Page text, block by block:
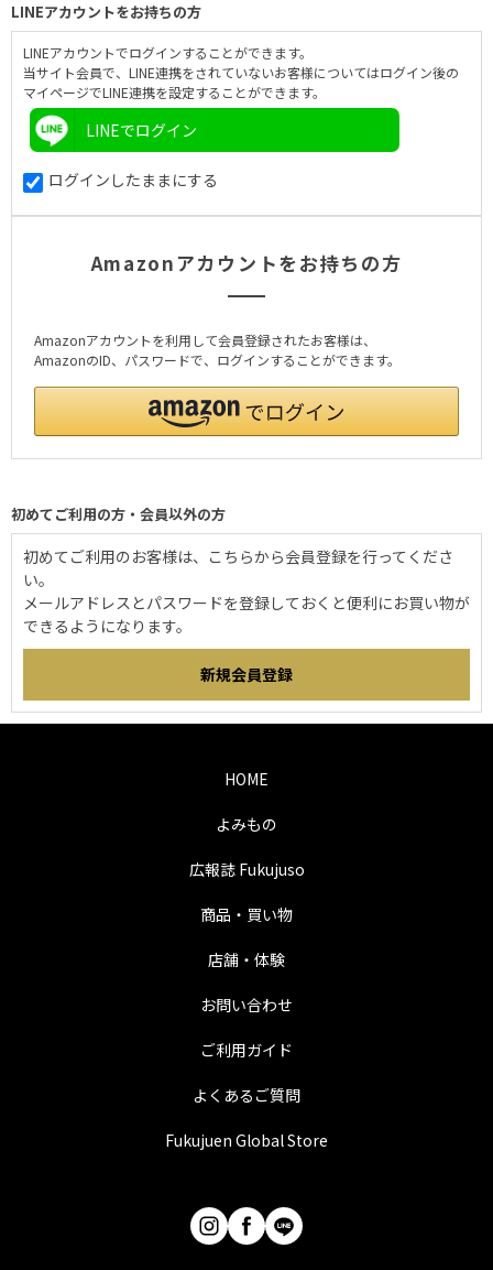
LINEアカウントをお持ちの方
LINEアカウントでログインすることができます。
当サイト会員で、LINE連携をされていないお客様についてはログイン後の
マイページでLINE連携を設定することができます。
LINEでログイン
ログインしたままにする
Amazonアカウントをお持ちの方
Amazonアカウントを利用して会員登録されたお客様は、
AmazonのID、パスワードで、ログインすることができます。
初めてご利用の方・会員以外の方
初めてご利用のお客様は、こちらから会員登録を行ってくださ
い。
メールアドレスとパスワードを登録しておくと便利にお買い物が
できるようになります。
HOME
よみもの
広報誌 Fukujuso
商品・買い物
店舗・体験
お問い合わせ
ご利用ガイド
よくあるご質問
Fukujuen Global Store